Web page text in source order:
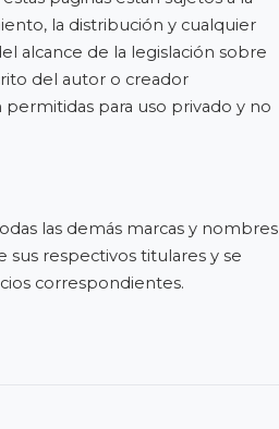
la distribución y cualquier
alcance de la legislación sobre
del autor o creador
para uso privado y no
las demás marcas y nombres
respectivos titulares y se
correspondientes.